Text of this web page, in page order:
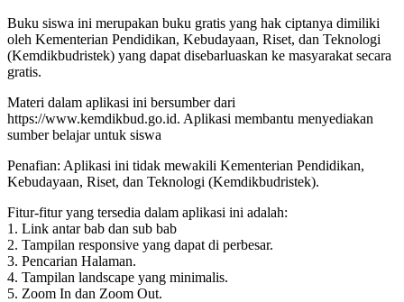
Buku siswa ini merupakan buku gratis yang hak ciptanya dimiliki
oleh Kementerian Pendidikan, Kebudayaan, Riset, dan Teknologi
(Kemdikbudristek) yang dapat disebarluaskan ke masyarakat secara
gratis.
Materi dalam aplikasi ini bersumber dari
https://www.kemdikbud.go.id. Aplikasi membantu menyediakan
sumber belajar untuk siswa
Penafian: Aplikasi ini tidak mewakili Kementerian Pendidikan,
Kebudayaan, Riset, dan Teknologi (Kemdikbudristek).
Fitur-fitur yang tersedia dalam aplikasi ini adalah:
1. Link antar bab dan sub bab
2. Tampilan responsive yang dapat di perbesar.
3. Pencarian Halaman.
4. Tampilan landscape yang minimalis.
5. Zoom In dan Zoom Out.